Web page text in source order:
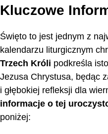
Kluczowe
Święto to jest jednym z
kalendarzu liturgicznym
Trzech Króli podkreśla
Jezusa Chrystusa, będąc
i głębokiej refleksji dla
informacje o tej
poniżej: